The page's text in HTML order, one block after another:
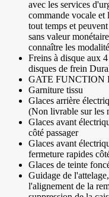
avec les services
commande vocale et
tout temps et
sans valeur
connaître les
Freins à disque aux
disques de frein
GATE FUNCTION
Garniture tissu
Glaces arrière
(Non livrable sur les
Glaces avant
côté passager
Glaces avant
fermeture rapides
Glaces de teinte
Guidage de
l'alignement de la